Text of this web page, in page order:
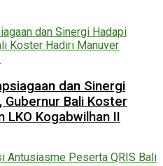
dan Sinergi
Gubernur Bali Koster
LKO Kogabwilhan II